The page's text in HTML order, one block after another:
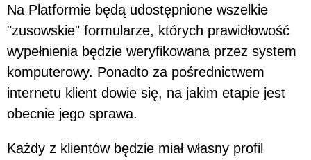
Na Platformie będą udostępnione wszelkie
"zusowskie" formularze, których prawidłowość
wypełnienia będzie weryfikowana przez system
komputerowy. Ponadto za pośrednictwem
internetu klient dowie się, na jakim etapie jest
obecnie jego sprawa.
Każdy z klientów będzie miał własny profil